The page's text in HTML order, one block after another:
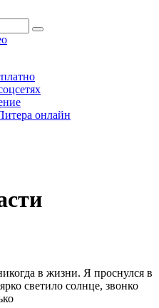
онлайн
в жизни. Я проснулся в
светило солнце, звонко